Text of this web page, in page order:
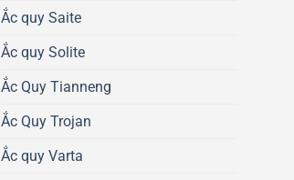
Ắc quy Saite
Ắc quy Solite
Ắc Quy Tianneng
Ắc Quy Trojan
Ắc quy Varta